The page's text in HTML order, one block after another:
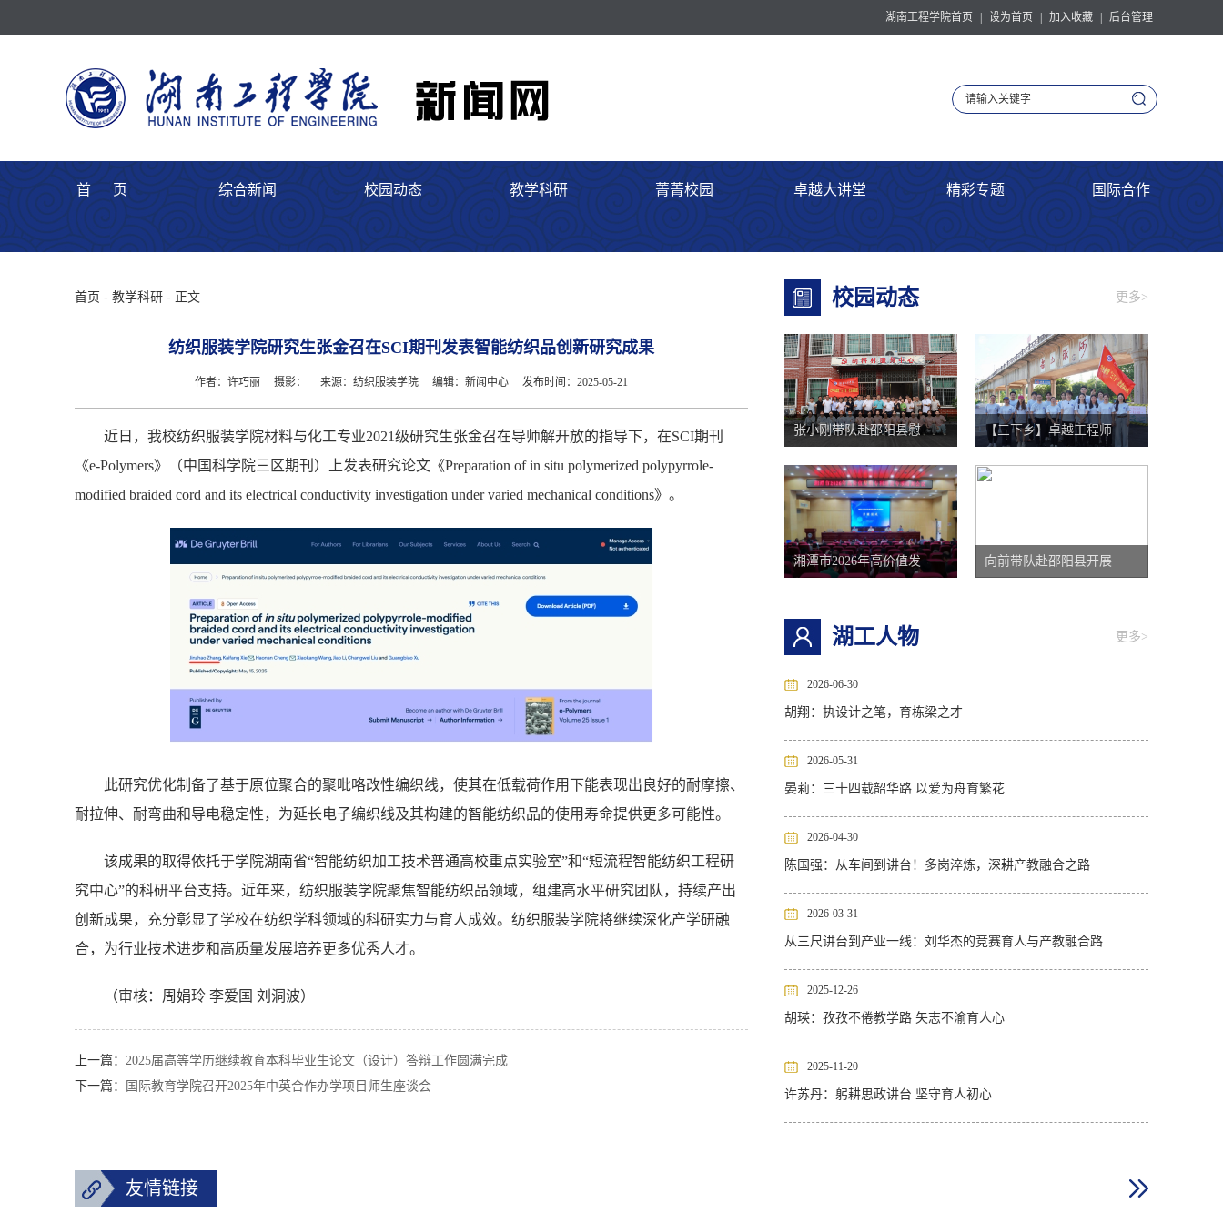
湖南工程学院首页 设为首页 加入收藏 后台管理
首 页 综合新闻 校园动态 教学科研 菁菁校园 卓越大讲堂 精彩专题 国际合作
首页 - 教学科研 - 正文
纺织服装学院研究生张金召在SCI期刊发表智能纺织品创新研究成果
作者：许巧丽 摄影： 来源：纺织服装学院 编辑：新闻中心 发布时间：2025-05-21
近日，我校纺织服装学院材料与化工专业2021级研究生张金召在导师解开放的指导下，在SCI期刊
《e-Polymers》（中国科学院三区期刊）上发表研究论文《Preparation of in situ polymerized polypyrrole-
modified braided cord and its electrical conductivity investigation under varied mechanical conditions》。
此研究优化制备了基于原位聚合的聚吡咯改性编织线，使其在低载荷作用下能表现出良好的耐摩擦、
耐拉伸、耐弯曲和导电稳定性，为延长电子编织线及其构建的智能纺织品的使用寿命提供更多可能性。
该成果的取得依托于学院湖南省“智能纺织加工技术普通高校重点实验室”和“短流程智能纺织工程研
究中心”的科研平台支持。近年来，纺织服装学院聚焦智能纺织品领域，组建高水平研究团队，持续产出
创新成果，充分彰显了学校在纺织学科领域的科研实力与育人成效。纺织服装学院将继续深化产学研融
合，为行业技术进步和高质量发展培养更多优秀人才。
（审核：周娟玲 李爱国 刘洞波）
上一篇： 2025届高等学历继续教育本科毕业生论文（设计）答辩工作圆满完成
下一篇：
国际教育学院召开2025年中英合作办学项目师生座谈会
校园动态 更多>
张小刚带队赴邵阳县慰 【三下乡】卓越工程师
湘潭市2026年高价值发 向前带队赴邵阳县开展
湖工人物 更多>
2026-06-30
胡翔：执设计之笔，育栋梁之才
2026-05-31
晏莉：三十四载韶华路 以爱为舟育繁花
2026-04-30
陈国强：从车间到讲台！多岗淬炼，深耕产教融合之路
2026-03-31
从三尺讲台到产业一线：刘华杰的竞赛育人与产教融合路
2025-12-26
胡瑛：孜孜不倦教学路 矢志不渝育人心
2025-11-20
许苏丹：躬耕思政讲台 坚守育人初心
友情链接